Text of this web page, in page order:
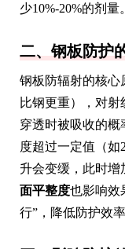
少10%-20%的剂量。
二、钢板防护
钢板防辐射的核心
比钢更重），对
穿透时被吸收的概
度超过一定值（
升会变缓，此时增
面平整度也影响
行”，降低防护效率